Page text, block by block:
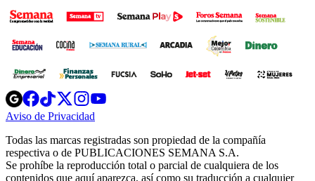
Opens
in
new
Opens
in
new
Opens
in
new
window
Opens
new
windowwindow
Aviso de Privacidad
new
window
Todas las marcas registradas son propiedad de la compañía
respectiva o de PUBLICACIONES SEMANA S.A.
Se prohíbe la reproducción total o parcial de cualquiera de los
contenidos que aquí aparezca, así como su traducción a cualquier